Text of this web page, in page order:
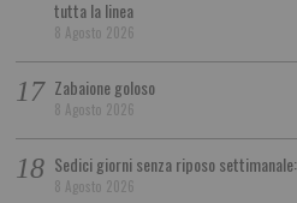
tutta la linea
8 Agosto 2026
Zabaione goloso
8 Agosto 2026
Sedici giorni senza riposo
8 Agosto 2026